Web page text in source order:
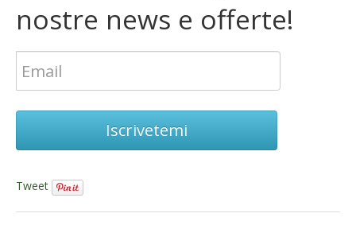
nostre news e offerte!
Iscrivetemi
Tweet